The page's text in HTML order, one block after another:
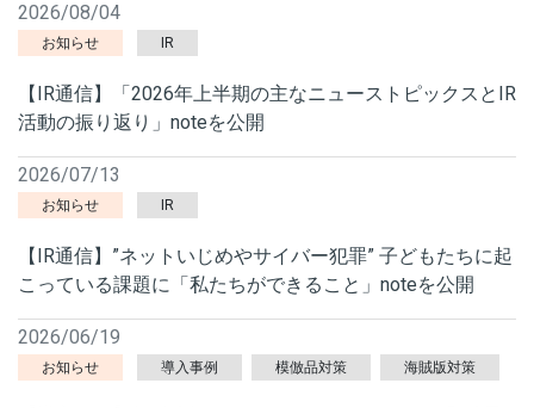
2026/08/04
お知らせ IR
【IR通信】「2026年上半期の主なニューストピックスとIR
活動の振り返り」noteを公開
2026/07/13
お知らせ IR
【IR通信】”ネットいじめやサイバー犯罪” 子どもたちに起
こっている課題に「私たちができること」noteを公開
2026/06/19
お知らせ 導入事例 模倣品対策 海賊版対策